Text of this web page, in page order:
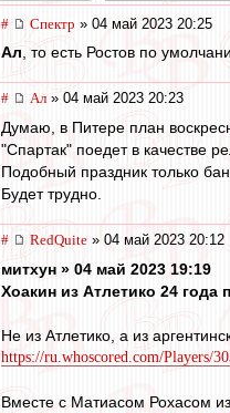
# Спектр » 04 май 2023 20:25
Ал, то есть Ростов по
# Ал » 04 май 2023 20:23
Думаю, в Питере план
"Спартак" поедет в качестве
Подобный праздник только
Будет трудно.
# RedQuite » 04 май 2023 20:12
митхун » 04 май 2023 19:19
Хоакин из Атлетико 24 года
Не из Атлетико, а из
https://ru.whoscored.com/Players/
Вместе с Матиасом Рохасом